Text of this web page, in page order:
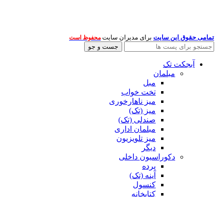
تمامی حقوق این سایت برای مدیران سایت محفوظ است
جست و جو
آبجکت تک
مبلمان
مبل
تخت خواب
میز ناهارخوری
میز (تک)
صندلی (تک)
مبلمان اداری
میز تلویزیون
دیگر
دکوراسیون داخلی
پرده
آینه (تک)
کنسول
کتابخانه